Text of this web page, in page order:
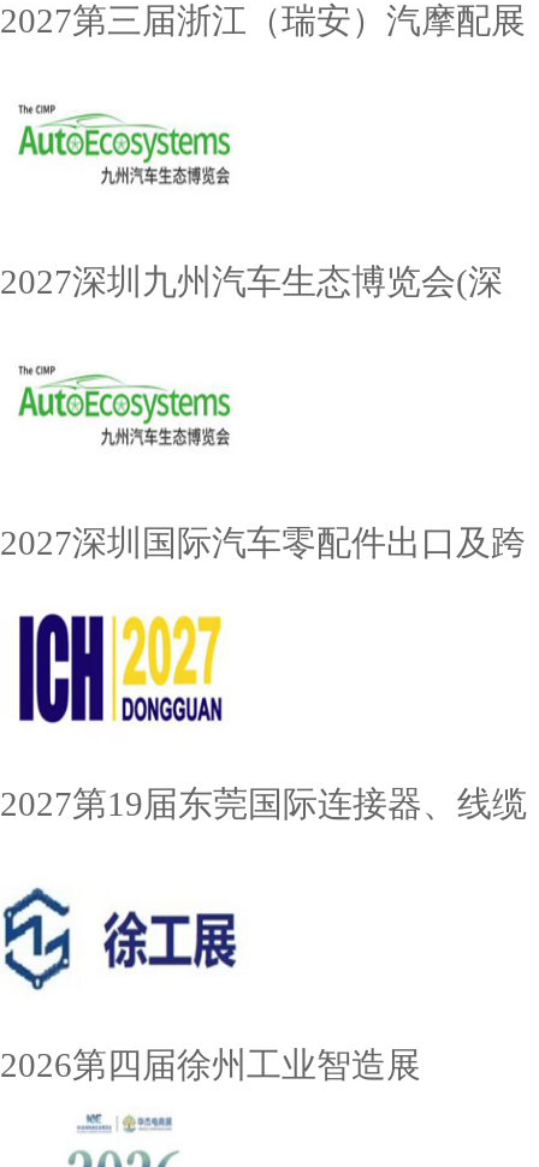
2027第三届浙江（瑞安）汽摩配展
2027深圳九州汽车生态博览会(深
2027深圳国际汽车零配件出口及跨
2027第19届东莞国际连接器、线缆
2026第四届徐州工业智造展